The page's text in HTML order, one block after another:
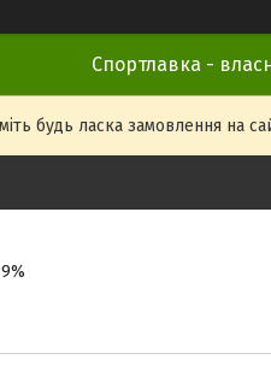
Спортлавка -
будь ласка замовлення на